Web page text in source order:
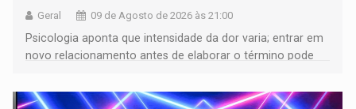
Geral 09 de Agosto de 2026 às 21:00
Psicologia aponta que intensidade da dor varia; entrar em
novo relacionamento antes de elaborar o término pode